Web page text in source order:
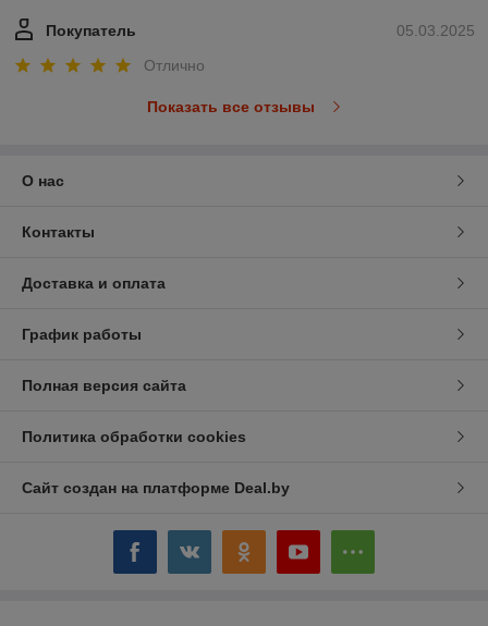
05.03.2025
Покупатель
Отлично
Показать все отзывы
О нас
Контакты
Доставка и оплата
График работы
Полная версия сайта
Политика обработки cookies
Сайт создан на платформе Deal.by